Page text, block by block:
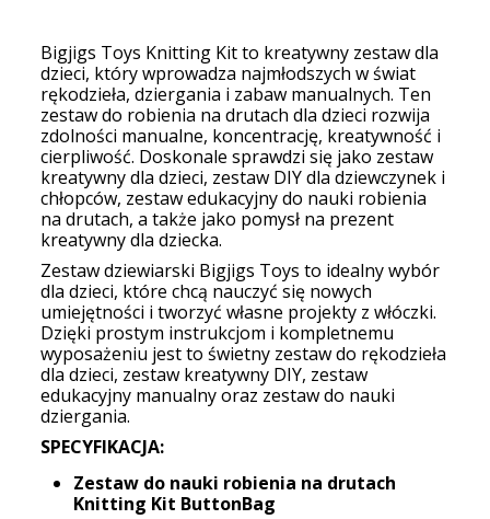
Bigjigs Toys Knitting Kit to kreatywny zestaw dla
dzieci, który wprowadza najmłodszych w świat
rękodzieła, dziergania i zabaw manualnych. Ten
zestaw do robienia na drutach dla dzieci rozwija
zdolności manualne, koncentrację, kreatywność i
cierpliwość. Doskonale sprawdzi się jako zestaw
kreatywny dla dzieci, zestaw DIY dla dziewczynek i
chłopców, zestaw edukacyjny do nauki robienia
na drutach, a także jako pomysł na prezent
kreatywny dla dziecka.
Zestaw dziewiarski Bigjigs Toys to idealny wybór
dla dzieci, które chcą nauczyć się nowych
umiejętności i tworzyć własne projekty z włóczki.
Dzięki prostym instrukcjom i kompletnemu
wyposażeniu jest to świetny zestaw do rękodzieła
dla dzieci, zestaw kreatywny DIY, zestaw
edukacyjny manualny oraz zestaw do nauki
dziergania.
SPECYFIKACJA:
Zestaw do nauki robienia na drutach
Knitting Kit ButtonBag